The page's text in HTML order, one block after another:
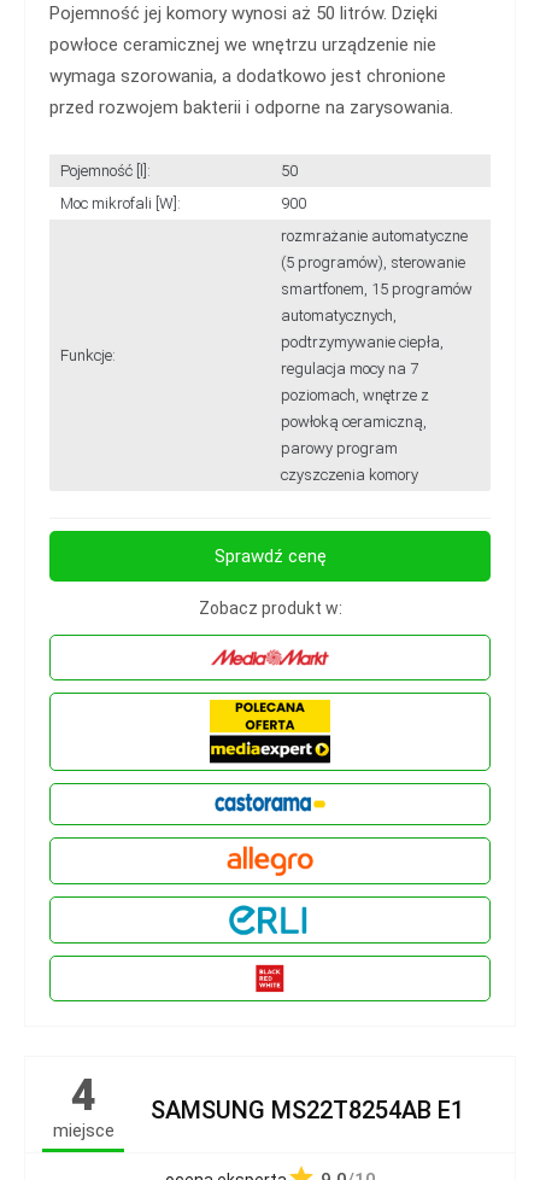
Pojemność jej komory wynosi aż 50 litrów. Dzięki
powłoce ceramicznej we wnętrzu urządzenie nie
wymaga szorowania, a dodatkowo jest chronione
przed rozwojem bakterii i odporne na zarysowania.
Pojemność [l]:
50
Moc mikrofali [W]:
900
Funkcje:
rozmrażanie automatyczne
(5 programów), sterowanie
smartfonem, 15 programów
automatycznych,
podtrzymywanie ciepła,
regulacja mocy na 7
poziomach, wnętrze z
powłoką ceramiczną,
parowy program
czyszczenia komory
Sprawdź cenę
Zobacz produkt w:
4
miejsce
SAMSUNG MS22T8254AB E1